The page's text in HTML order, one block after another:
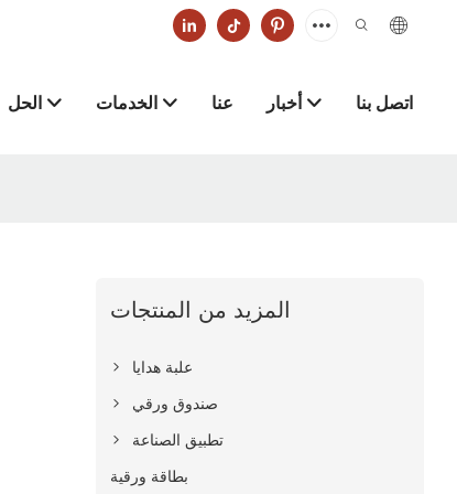
الحل الخدمات عنا أخبار اتصل بنا
المزيد من المنتجات
علبة هدايا
صندوق ورقي
تطبيق الصناعة
بطاقة ورقية